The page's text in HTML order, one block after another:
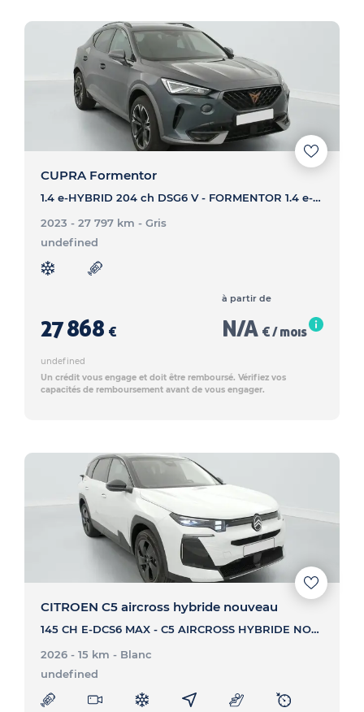
CUPRA Formentor
1.4 e-HYBRID 204 ch DSG6 V - FORMENTOR 1.4 e-HYBRID 204 ch DSG6 V
2023 - 27 797 km - Gris
undefined
27 868 €
à partir de
N/A € / mois
undefined
Un crédit vous engage et doit être remboursé. Vérifiez vos
capacités de remboursement avant de vous engager.
CITROEN C5 aircross hybride nouveau
145 CH E-DCS6 MAX - C5 AIRCROSS HYBRIDE NOUVEAU 145 CH E-DCS6 MAX
2026 - 15 km - Blanc
undefined